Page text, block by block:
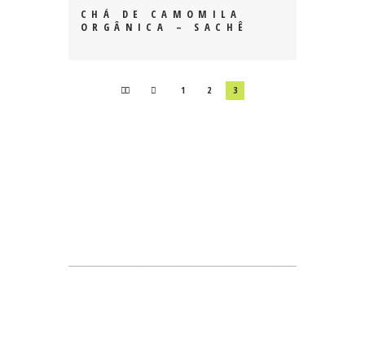
CHÁ DE CAMOMILA
ORGÂNICA – SACHÊ
1 2 3